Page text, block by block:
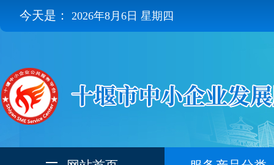
今天是： 2026年8月6日 星期四